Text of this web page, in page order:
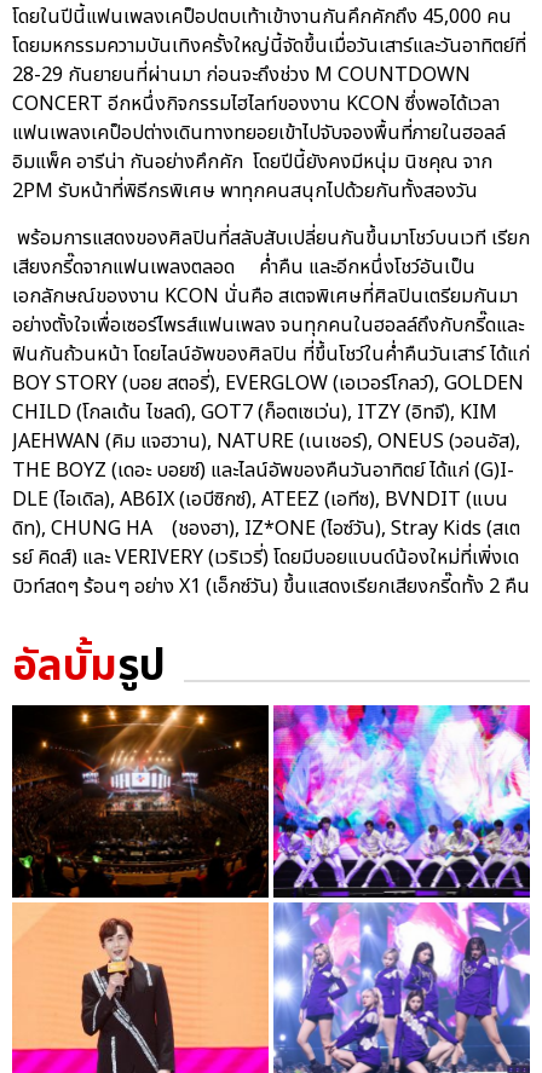
โดยในปีนี้แฟนเพลงเคป็อปตบเท้าเข้างานกันคึกคักถึง 45,000 คน
โดยมหกรรมความบันเทิงครั้งใหญ่นี้จัดขึ้นเมื่อวันเสาร์และวันอาทิตย์ที่
28-29 กันยายนที่ผ่านมา ก่อนจะถึงช่วง M COUNTDOWN
CONCERT อีกหนึ่งกิจกรรมไฮไลท์ของงาน KCON ซึ่งพอได้เวลา
แฟนเพลงเคป็อปต่างเดินทางทยอยเข้าไปจับจองพื้นที่ภายในฮอลล์
อิมแพ็ค อารีน่า กันอย่างคึกคัก โดยปีนี้ยังคงมีหนุ่ม นิชคุณ จาก
2PM รับหน้าที่พิธีกรพิเศษ พาทุกคนสนุกไปด้วยกันทั้งสองวัน
พร้อมการแสดงของศิลปินที่สลับสับเปลี่ยนกันขึ้นมาโชว์บนเวที เรียก
เสียงกรี๊ดจากแฟนเพลงตลอด ค่ำคืน และอีกหนึ่งโชว์อันเป็น
เอกลักษณ์ของงาน KCON นั่นคือ สเตจพิเศษที่ศิลปินเตรียมกันมา
อย่างตั้งใจเพื่อเซอร์ไพรส์แฟนเพลง จนทุกคนในฮอลล์ถึงกับกรี๊ดและ
ฟินกันถ้วนหน้า โดยไลน์อัพของศิลปิน ที่ขึ้นโชว์ในค่ำคืนวันเสาร์ ได้แก่
BOY STORY (บอย สตอรี่), EVERGLOW (เอเวอร์โกลว์), GOLDEN
CHILD (โกลเด้น ไชลด์), GOT7 (ก็อตเซเว่น), ITZY (อิทจี), KIM
JAEHWAN (คิม แจฮวาน), NATURE (เนเชอร์), ONEUS (วอนอัส),
THE BOYZ (เดอะ บอยซ์) และไลน์อัพของคืนวันอาทิตย์ ได้แก่ (G)I-
DLE (ไอเดิล), AB6IX (เอบีซิกซ์), ATEEZ (เอทีซ), BVNDIT (แบน
ดิท), CHUNG HA (ชองฮา), IZ*ONE (ไอซ์วัน), Stray Kids (สเต
รย์ คิดส์) และ VERIVERY (เวริเวรี่) โดยมีบอยแบนด์น้องใหม่ที่เพิ่งเด
บิวท์สดๆ ร้อนๆ อย่าง X1 (เอ็กซ์วัน) ขึ้นแสดงเรียกเสียงกรี๊ดทั้ง 2 คืน
อัลบั้มรูป